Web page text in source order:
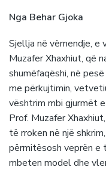
Nga Behar Gjoka
Sjellja në vëmendje,
Muzafer Xhaxhiut, që
shumëfaqëshi, në
me përkujtimin,
vështrim mbi gjurmët
Prof. Muzafer
të rroken në një
përmitësosh veprën e
mbeten model dhe